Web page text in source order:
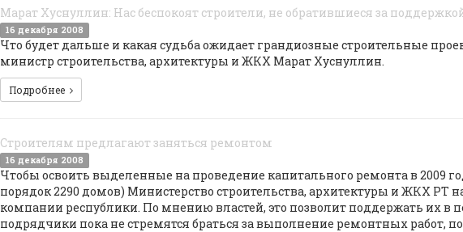
Марат Хуснуллин: Нас беспокоят строители, не обратившиеся за
16 декабря 2008
Что будет дальше и какая судьба ожидает грандиозные строительные
министр строительства, архитектуры и ЖКХ Марат Хуснуллин.
Подробнее
Строителям предлагают заняться ремонтом
16 декабря 2008
Чтобы освоить выделенные на проведение капитального ремонта в 2009
порядок 2290 домов) Министерство строительства, архитектуры и ЖКХ РТ
компании республики. По мнению властей, это позволит поддержать их в
подрядчики пока не стремятся браться за выполнение ремонтных работ,